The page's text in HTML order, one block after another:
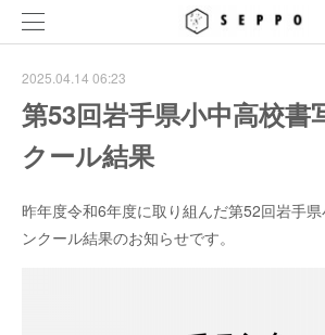
2025.04.14 06:23
第53回岩手県小中高校書
クール結果
昨年度令和6年度に取り組んだ第52回岩手
ンクール結果のお知らせです。